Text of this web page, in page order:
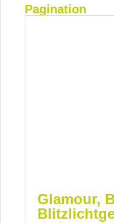
Pagination
Glamour,